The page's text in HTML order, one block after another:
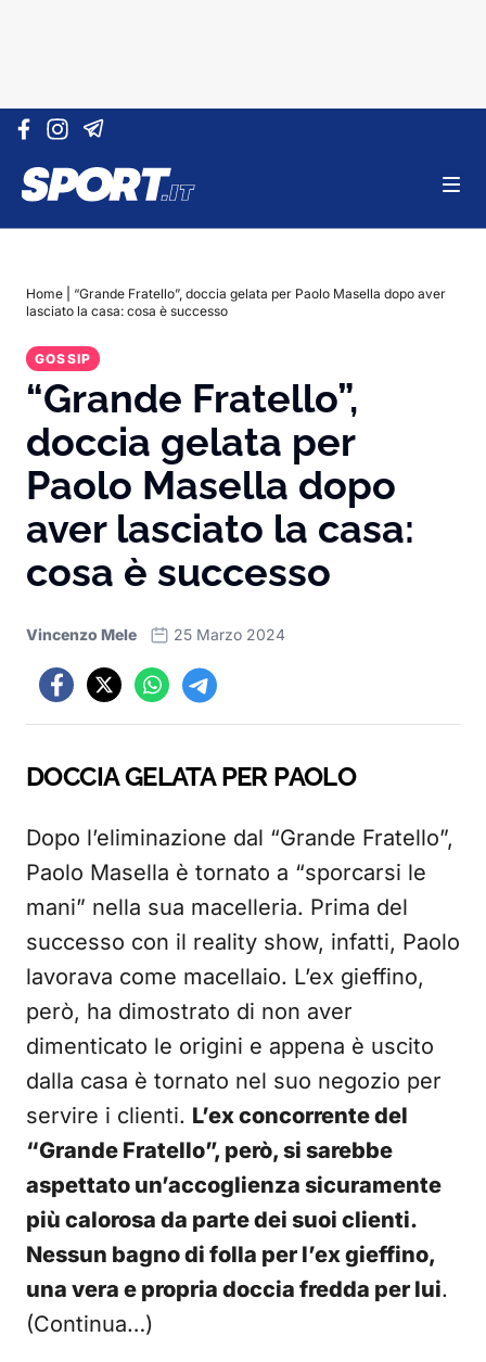
Vai al contenuto
Home
“Grande Fratello”, doccia gelata per Paolo Masella dopo aver
lasciato la casa: cosa è successo
GOSSIP
“Grande Fratello”,
doccia gelata per
Paolo Masella dopo
aver lasciato la casa:
cosa è successo
Vincenzo Mele 25 Marzo 2024
DOCCIA GELATA PER PAOLO
Dopo l’eliminazione dal “Grande Fratello”,
Paolo Masella è tornato a “sporcarsi le
mani” nella sua macelleria. Prima del
successo con il reality show, infatti, Paolo
lavorava come macellaio. L’ex gieffino,
però, ha dimostrato di non aver
dimenticato le origini e appena è uscito
dalla casa è tornato nel suo negozio per
servire i clienti. L’ex concorrente del
“Grande Fratello”, però, si sarebbe
aspettato un’accoglienza sicuramente
più calorosa da parte dei suoi clienti.
Nessun bagno di folla per l’ex gieffino,
una vera e propria doccia fredda per lui.
(Continua…)